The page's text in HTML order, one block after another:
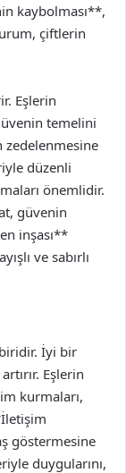
kaybolması**,
çiftlerin
Eşlerin
temelini
düzenli
önemlidir.
güvenin
inşası**
ve sabırlı
İyi bir
Eşlerin
kurmaları,
göstermesine
duygularını,